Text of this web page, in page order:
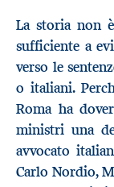
La storia non
sufficiente a
verso le
o italiani.
Roma ha
ministri una
avvocato
Carlo Nordio,